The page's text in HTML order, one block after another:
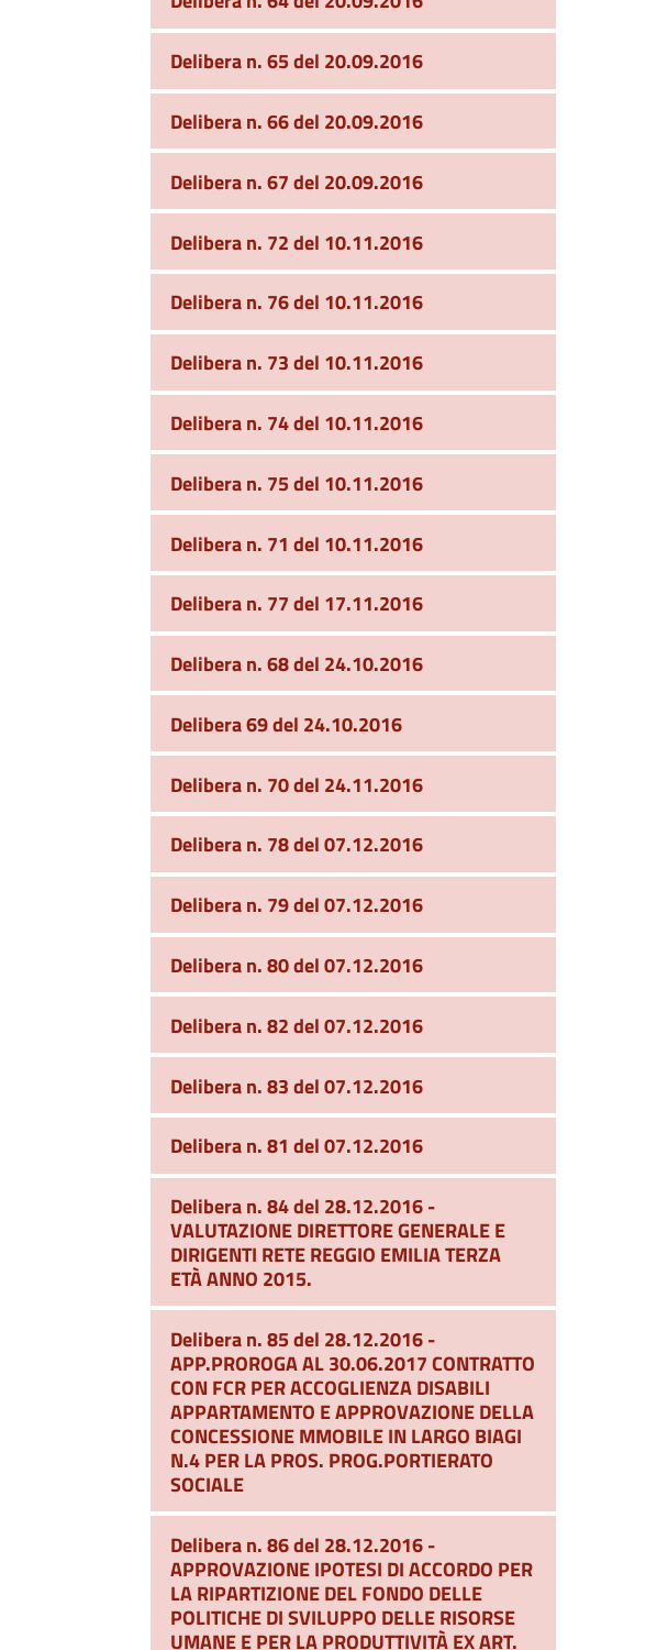
Delibera n. 65 del 20.09.2016
Delibera n. 66 del 20.09.2016
Delibera n. 67 del 20.09.2016
Delibera n. 72 del 10.11.2016
Delibera n. 76 del 10.11.2016
Delibera n. 73 del 10.11.2016
Delibera n. 74 del 10.11.2016
Delibera n. 75 del 10.11.2016
Delibera n. 71 del 10.11.2016
Delibera n. 77 del 17.11.2016
Delibera n. 68 del 24.10.2016
Delibera 69 del 24.10.2016
Delibera n. 70 del 24.11.2016
Delibera n. 78 del 07.12.2016
Delibera n. 79 del 07.12.2016
Delibera n. 80 del 07.12.2016
Delibera n. 82 del 07.12.2016
Delibera n. 83 del 07.12.2016
Delibera n. 81 del 07.12.2016
Delibera n. 84 del 28.12.2016 -
VALUTAZIONE DIRETTORE GENERALE E
DIRIGENTI RETE REGGIO EMILIA TERZA
ETÀ ANNO 2015.
Delibera n. 85 del 28.12.2016 -
APP.PROROGA AL 30.06.2017 CONTRATTO
CON FCR PER ACCOGLIENZA DISABILI
APPARTAMENTO E APPROVAZIONE DELLA
CONCESSIONE MMOBILE IN LARGO BIAGI
N.4 PER LA PROS. PROG.PORTIERATO
SOCIALE
Delibera n. 86 del 28.12.2016 -
APPROVAZIONE IPOTESI DI ACCORDO PER
LA RIPARTIZIONE DEL FONDO DELLE
POLITICHE DI SVILUPPO DELLE RISORSE
UMANE E PER LA PRODUTTIVITÀ EX ART.